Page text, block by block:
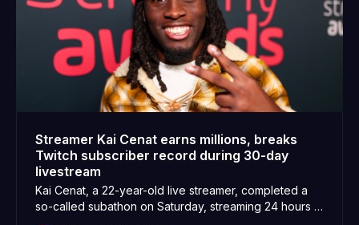
Streamer Kai Cenat earns millions, breaks
Twitch subscriber record during 30-day
livestream
Kai Cenat, a 22-year-old live streamer, completed a
so-called subathon on Saturday, streaming 24 hours a